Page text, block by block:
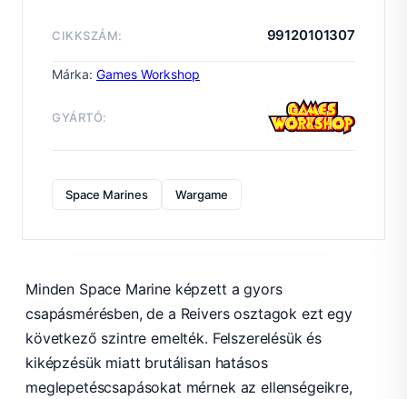
REIVERS
CIKKSZÁM: 99120101307
Márka: Games Workshop
GYÁRTÓ:
Space Marines Wargame
Minden Space Marine képzett a gyors
csapásmérésben, de a Reivers osztagok ezt egy
következő szintre emelték. Felszerelésük és
kiképzésük miatt brutálisan hatásos
meglepetéscsapásokat mérnek az ellenségeikre,